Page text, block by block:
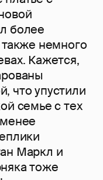
более
немного
Кажется,
что упустили
семье с тех
Маркл и
тоже